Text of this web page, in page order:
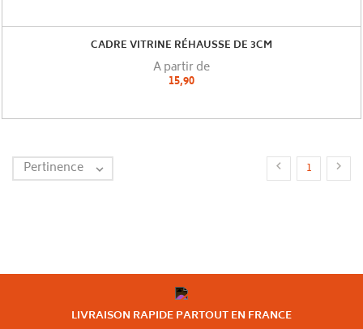
CADRE VITRINE RÉHAUSSE DE 3CM
A partir de
15,90
Pertinence   1 
LIVRAISON RAPIDE PARTOUT EN FRANCE